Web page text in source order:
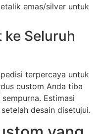
emas/silver untuk
ke Seluruh
terpercaya untuk
custom Anda tiba
Estimasi
desain disetujui.